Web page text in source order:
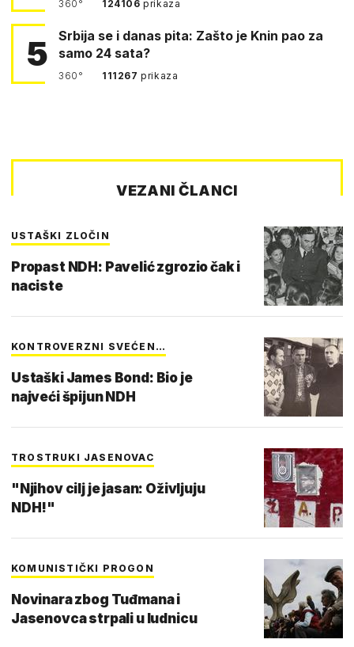
360° 124106prikaza
5
Srbija se i danas pita: Zašto je Knin pao za
samo 24 sata?
360° 111267prikaza
VEZANI ČLANCI
USTAŠKI ZLOČIN
Propast NDH: Pavelić zgrozio čak i
naciste
KONTROVERZNI SVEĆEN…
Ustaški James Bond: Bio je
najveći špijun NDH
TROSTRUKI JASENOVAC
"Njihov cilj je jasan: Oživljuju
NDH!"
KOMUNISTIČKI PROGON
Novinara zbog Tuđmana i
Jasenovca strpali u ludnicu